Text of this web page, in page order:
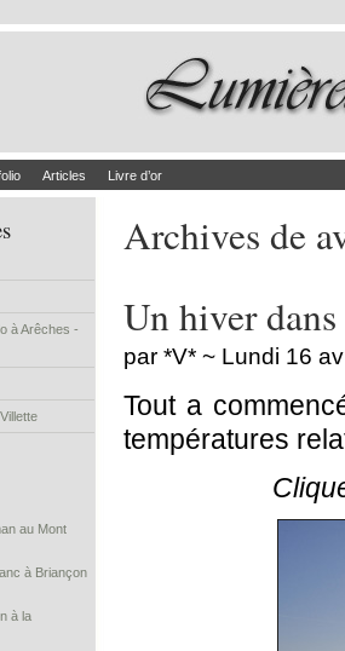
Articles Livre d’or
à Arêches -
au Mont
à Briançon
à la
Archives de
Un hiver
par *V* ~ Lundi 16
Tout a
températures